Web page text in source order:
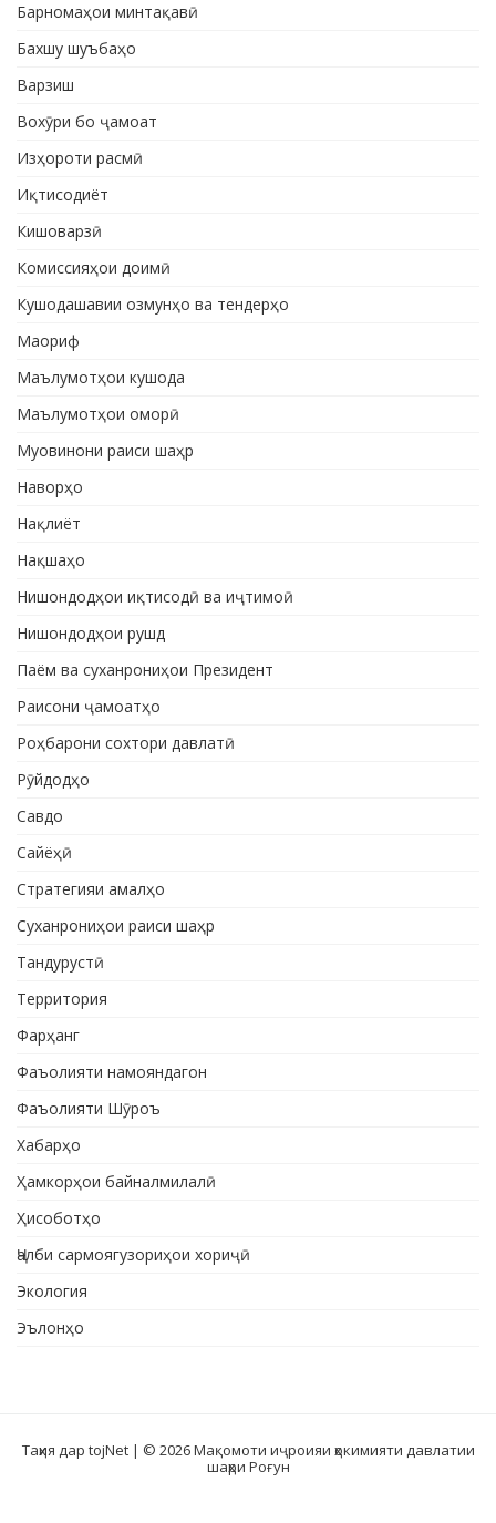
Барномаҳои минтақавӣ
Бахшу шуъбаҳо
Варзиш
Вохӯри бо ҷамоат
Изҳороти расмӣ
Иқтисодиёт
Кишоварзӣ
Комиссияҳои доимӣ
Кушодашавии озмунҳо ва тендерҳо
Маориф
Маълумотҳои кушода
Маълумотҳои оморӣ
Муовинони раиси шаҳр
Наворҳо
Нақлиёт
Нақшаҳо
Нишондодҳои иқтисодӣ ва иҷтимоӣ
Нишондодҳои рушд
Паём ва суханрониҳои Президент
Раисони ҷамоатҳо
Роҳбарони сохтори давлатӣ
Рӯйдодҳо
Савдо
Сайёҳӣ
Стратегияи амалҳо
Суханрониҳои раиси шаҳр
Тандурустӣ
Территория
Фарҳанг
Фаъолияти намояндагон
Фаъолияти Шӯроъ
Хабарҳо
Ҳамкорҳои байналмилалӣ
Ҳисоботҳо
Ҷалби сармоягузориҳои хориҷӣ
Экология
Эълонҳо
Таҳия дар tojNet | © 2026 Мақомоти иҷроияи ҳокимияти давлатии
шаҳри Роғун